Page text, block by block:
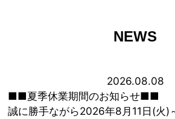
NEWS
2026.08.08
■■夏季休業期間のお知らせ■■
誠に勝手ながら2026年8月11日(火)